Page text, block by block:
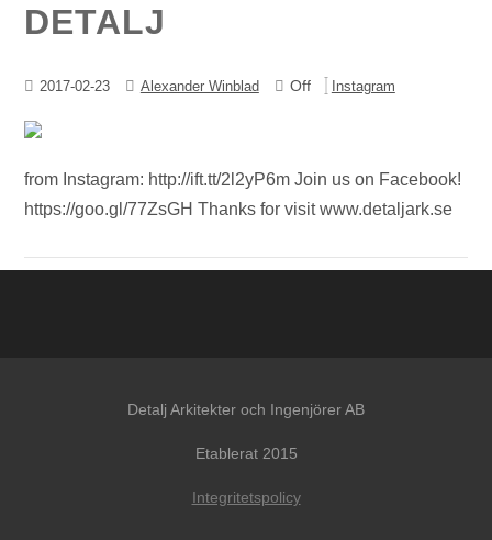
DETALJ
2017-02-23 Alexander Winblad Off Instagram
from Instagram: http://ift.tt/2l2yP6m Join us on Facebook!
https://goo.gl/77ZsGH Thanks for visit www.detaljark.se
Detalj Arkitekter och Ingenjörer AB
Etablerat 2015
Integritetspolicy